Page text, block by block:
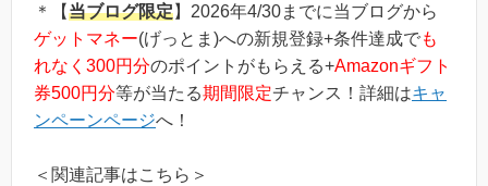
＊【当ブログ限定】2026年4/30までに当ブログから
ゲットマネー(げっとま)への新規登録+条件達成でも
れなく300円分のポイントがもらえる+Amazonギフト
券500円分等が当たる期間限定チャンス！詳細はキャ
ンペーンページへ！
＜関連記事はこちら＞